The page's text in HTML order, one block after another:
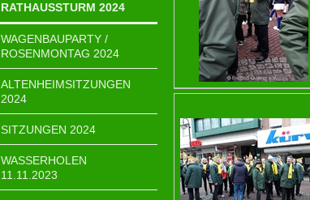
RATHAUSSTURM 2024
WAGENBAUPARTY /
ROSENMONTAG 2024
ALTENHEIMSITZUNGEN
2024
SITZUNGEN 2024
WASSERHOLEN
11.11.2023